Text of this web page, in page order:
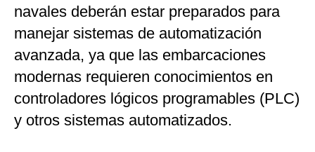
navales deberán estar preparados para
manejar sistemas de automatización
avanzada, ya que las embarcaciones
modernas requieren conocimientos en
controladores lógicos programables (PLC)
y otros sistemas automatizados.